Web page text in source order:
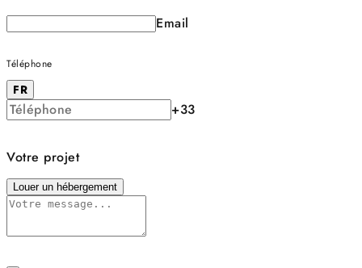
Email
Téléphone
FR
+33
Votre projet
Louer un hébergement